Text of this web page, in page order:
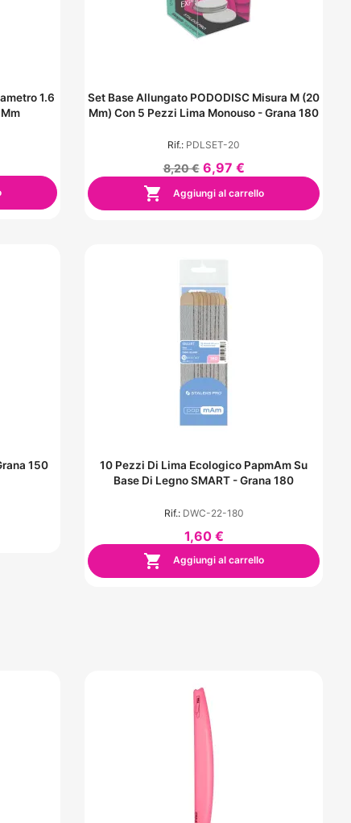
1.6
Set Base Allungato PODODISC Misura M (20
Mm) Con 5 Pezzi Lima Monouso - Grana 180
Rif.: PDLSET-20
8,20 € 6,97 €
 Aggiungi al carrello
10 Pezzi Di Lima Ecologico PapmAm Su
Base Di Legno SMART - Grana 180
Rif.: DWC-22-180
1,60 €
 Aggiungi al carrello